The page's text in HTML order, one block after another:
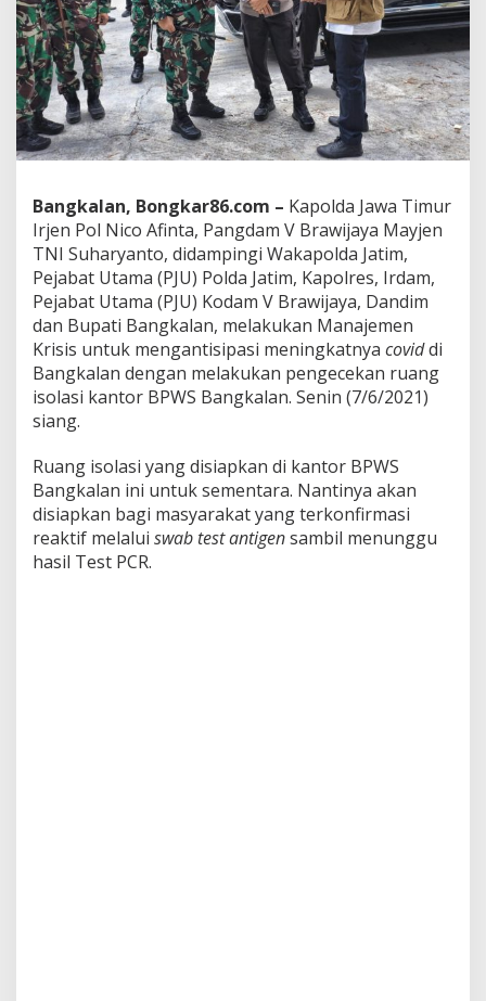
C
o
v
i
d
-
1
9
D
B
a
n
g
k
a
l
a
n
G
r
n
u
r
,
Bangkalan, Bongkar86.com – Kapolda Jawa Timur
Irjen Pol Nico Afinta, Pangdam V Brawijaya Mayjen
TNI Suharyanto, didampingi Wakapolda Jatim,
Pejabat Utama (PJU) Polda Jatim, Kapolres, Irdam,
Pejabat Utama (PJU) Kodam V Brawijaya, Dandim
dan Bupati Bangkalan, melakukan Manajemen
Krisis untuk mengantisipasi meningkatnya coviddi
Bangkalan dengan melakukan pengecekan ruang
isolasi kantor BPWS Bangkalan. Senin (7/6/2021)
siang.
Ruang isolasi yang disiapkan di kantor BPWS
Bangkalan ini untuk sementara. Nantinya akan
disiapkan bagi masyarakat yang terkonfirmasi
reaktif melalui swab testantigensambil menunggu
hasil Test PCR.